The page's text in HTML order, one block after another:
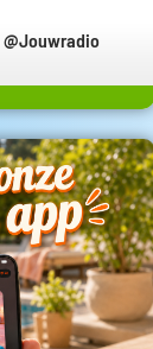
@Jouwradio